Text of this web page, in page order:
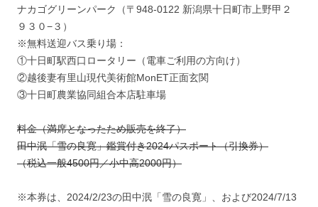
ナカゴグリーンパーク（〒948-0122 新潟県十日町市上野甲２
９３０−３）
※無料送迎バス乗り場：
①十日町駅西口ロータリー（電車ご利用の方向け）
②越後妻有里山現代美術館MonET正面玄関
③十日町農業協同組合本店駐車場
料金（満席となったため販売を終了）
田中泯「雪の良寛」鑑賞付き2024パスポート（引換券）
（税込一般4500円／小中高2000円）
※本券は、2024/2/23の田中泯「雪の良寛」、および2024/7/13